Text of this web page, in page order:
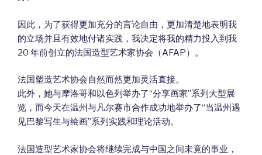
因此，为了获得更加充分的言论自由，更加清楚地表明我
的立场并且有效地付诸实践，我决定将我的精力投入到我
20 年前创立的法国造型艺术家协会（AFAP）。
法国塑造艺术协会自然而然更加灵活直接。
此外，她与摩洛哥和以色列举办了“分享画家”系列大型展
览，而今天在温州与凡尔赛市合作成功地举办了“当温州遇
见巴黎写生与绘画”系列实践和理论活动。
法国造型艺术家协会将继续完成与中国之间未竟的事业，